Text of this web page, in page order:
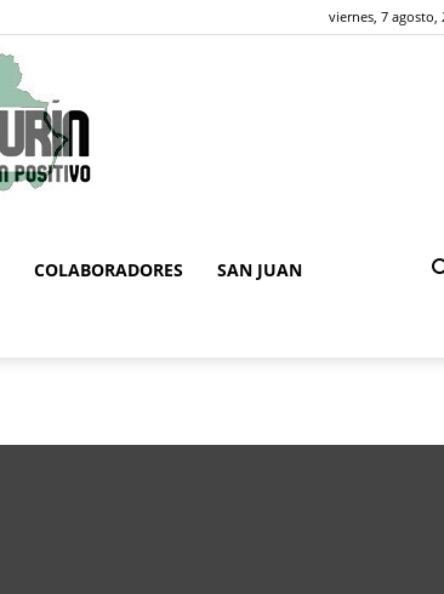
viernes, 7 agosto,
COLABORADORES SAN JUAN